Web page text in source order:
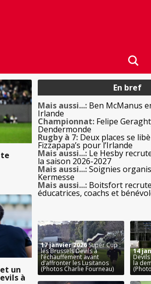
un
à
En bref
Mais aussi...: Ben McManus
Irlande
Championnat: Felipe
Dendermonde
Rugby à 7: Deux places se
Fizzapapa’s pour l’Irlande
Mais aussi...: Le Hesby
la saison 2026-2027
Mais aussi...:Soignies
Kermesse
Mais aussi...: Boitsfort
éducatrices, coachs et
17 janvier 2026Super Cup :
les Brussels Devils à
l’échauffement avant
d’affronter les Lusitanos
(Photos Charlie Fourneau)
14
la